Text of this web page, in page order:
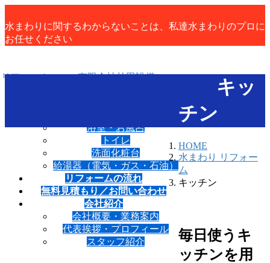
ン
テ
ン
に
ビ
ゲ
ー
ョ
水まわりに関するわからないことは、私達水まわりのプロに
お任せください
浴室・お風呂
トイレ
洗面化粧台
給湯器（電気・ガス・石油）
リフォームの流れ
無料見積もり／お問い合わせ
会社紹介
会社概要・業務案内
代表挨拶・プロフィール
スタッフ紹介
キッ
チン
HOME
水まわり リフォー
ム
キッチン
毎日使うキ
ッチンを用